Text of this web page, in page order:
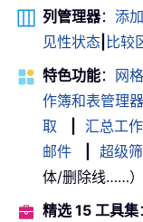
列管理器： 添
见性状态 比较
特色功能： 网
作簿和表管理器
取
汇总工
邮件
超级
体/删除线……
精选 15 工具集：